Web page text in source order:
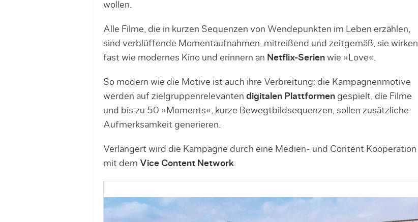
wollen.
Alle Filme, die in kurzen Sequenzen von Wendepunkten im Leben erzählen,
sind verblüffende Momentaufnahmen, mitreißend und zeitgemäß, sie wirken
fast wie modernes Kino und erinnern an Netflix-Serienwie »Love«.
So modern wie die Motive ist auch ihre Verbreitung: die Kampagnenmotive
werden auf zielgruppenrelevanten digitalen Plattformengespielt, die Filme
und bis zu 50 »Moments«, kurze Bewegtbildsequenzen, sollen zusätzliche
Aufmerksamkeit generieren.
Verlängert wird die Kampagne durch eine Medien- und Content Kooperation
mit dem Vice Content Network.